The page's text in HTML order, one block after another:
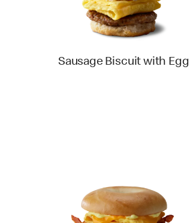
Sausage Biscuit with Egg